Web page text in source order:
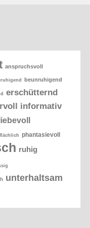
anspruchsvoll
beunruhigend
erschütternd
informativ
liebevoll
phantasievoll
ruhig
unterhaltsam